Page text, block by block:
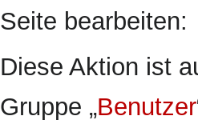
Seite bearbeiten:
Diese Aktion ist
Gruppe „Benutzer